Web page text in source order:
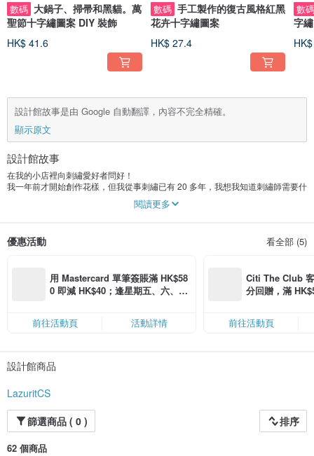
數碼 大鍋子、掃帚和黑貓。萬
聖節十字繡圖案 DIY 裝飾
HK$ 41.6
數碼 手工製作的復古風格紅黑
花卉十字繡圖案
HK$ 27.4
數
字
設計館故事是由 Google 自動翻譯，內容不完全精確。
顯示原文
設計館故事
在我的小店裡向刺繡愛好者問好！
我一年前才開始創作花樣，但我從事刺繡已有 20 多年，我想我知道刺繡師需要什
閱讀更多
優惠活動 看全部 (5)
用 Mastercard 單筆簽賬滿 HK$58
0 即減 HK$40；逢星期五、六、日
卡」結帳）
前往活動頁 活動詳情
Citi The Club
分回贈，滿
前往活動頁
設計館商品
LazuritCS
篩選商品 ( 0 )
排序
62 個商品